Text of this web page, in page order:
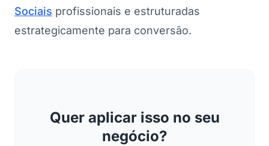
Sociais profissionais e estruturadas
estrategicamente para conversão.
Quer aplicar isso no seu
negócio?